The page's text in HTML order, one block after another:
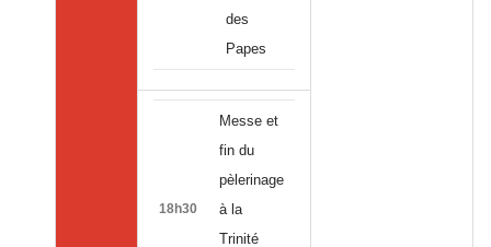
des
Papes
18h30
Messe et
fin du
pèlerinage
à la
Trinité